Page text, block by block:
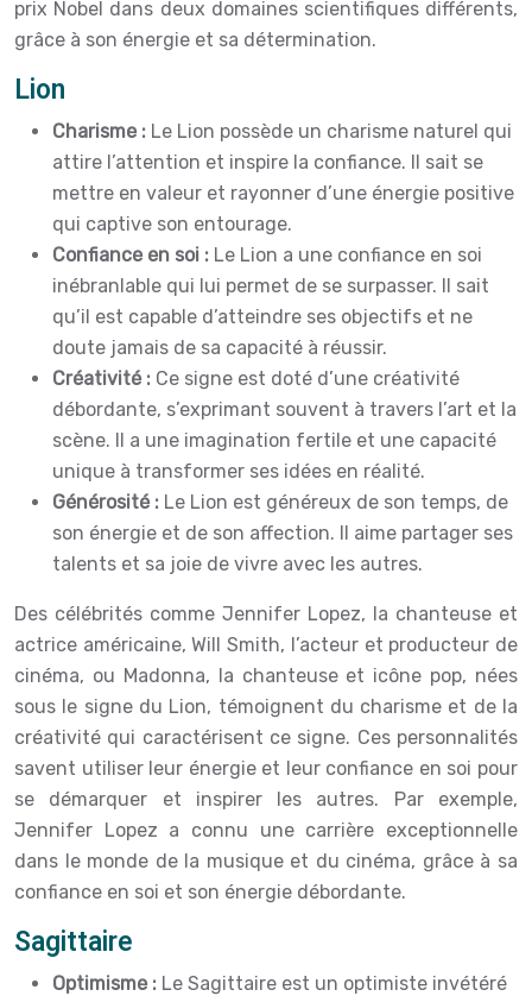
prix Nobel dans deux domaines scientifiques différents,
grâce à son énergie et sa détermination.
Lion
Charisme : Le Lion possède un charisme naturel qui
attire l’attention et inspire la confiance. Il sait se
mettre en valeur et rayonner d’une énergie positive
qui captive son entourage.
Confiance en soi : Le Lion a une confiance en soi
inébranlable qui lui permet de se surpasser. Il sait
qu’il est capable d’atteindre ses objectifs et ne
doute jamais de sa capacité à réussir.
Créativité : Ce signe est doté d’une créativité
débordante, s’exprimant souvent à travers l’art et la
scène. Il a une imagination fertile et une capacité
unique à transformer ses idées en réalité.
Générosité : Le Lion est généreux de son temps, de
son énergie et de son affection. Il aime partager ses
talents et sa joie de vivre avec les autres.
Des célébrités comme Jennifer Lopez, la chanteuse et
actrice américaine, Will Smith, l’acteur et producteur de
cinéma, ou Madonna, la chanteuse et icône pop, nées
sous le signe du Lion, témoignent du charisme et de la
créativité qui caractérisent ce signe. Ces personnalités
savent utiliser leur énergie et leur confiance en soi pour
se démarquer et inspirer les autres. Par exemple,
Jennifer Lopez a connu une carrière exceptionnelle
dans le monde de la musique et du cinéma, grâce à sa
confiance en soi et son énergie débordante.
Sagittaire
Optimisme : Le Sagittaire est un optimiste invétéré